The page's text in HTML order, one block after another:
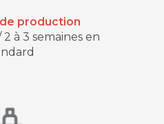
production
à 3 semaines en